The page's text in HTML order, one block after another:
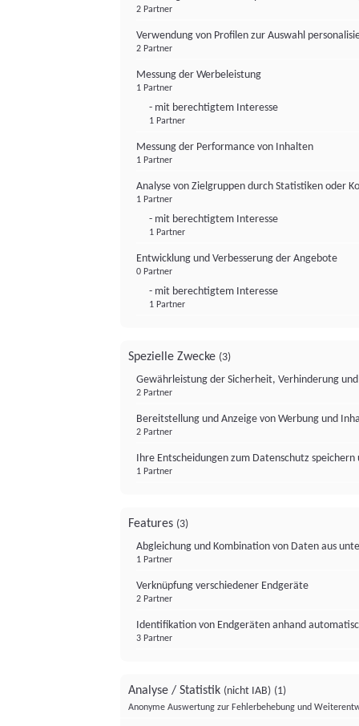
2 Partner
Verwendung von Profilen zur Auswahl
2 Partner
Messung der Werbeleistung
1 Partner
- mit berechtigtem Interesse
1 Partner
Messung der Performance von Inhalten
1 Partner
Analyse von Zielgruppen durch Statistiken oder
1 Partner
- mit berechtigtem Interesse
1 Partner
Entwicklung und Verbesserung der Angebote
0 Partner
- mit berechtigtem Interesse
1 Partner
Spezielle Zwecke (3)
Gewährleistung der Sicherheit, Verhinderung
2 Partner
Bereitstellung und Anzeige von Werbung und
2 Partner
Ihre Entscheidungen zum Datenschutz
1 Partner
Features (3)
Abgleichung und Kombination von Daten aus
1 Partner
Verknüpfung verschiedener Endgeräte
2 Partner
Identifikation von Endgeräten anhand
3 Partner
Analyse / Statistik (nicht IAB) (1)
Anonyme Auswertung zur Fehlerbehebung und